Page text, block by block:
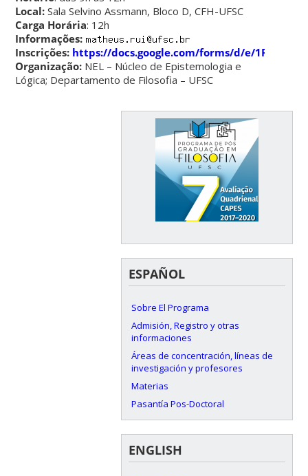
Local: Sala Selvino Assmann, Bloco D, CFH-UFSC
Carga Horária: 12h
Informações:
Inscrições: https://docs.google.com/forms/d/e/
Organização: NEL – Núcleo de Epistemologia e
Lógica; Departamento de Filosofia – UFSC
ESPAÑOL
Sobre El Programa
Admisión, Registro y otras
informaciones
Áreas de concentración, líneas de
investigación y profesores
Materias
Pasantía Pos-Doctoral
ENGLISH